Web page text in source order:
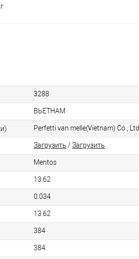
3288
ВЬЕТНАМ
Perfetti van melle(Vietnam) Co., Ltd
Загрузить / Загрузить
Mentos
13.62
0.034
13.62
384
384